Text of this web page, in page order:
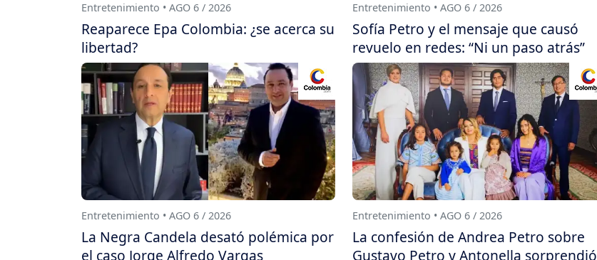
Entretenimiento • AGO 6 / 2026
Reaparece Epa Colombia: ¿se acerca su
libertad?
Entretenimiento • AGO 6 / 2026
Sofía Petro y el mensaje que causó
revuelo en redes: “Ni un paso atrás”
Entretenimiento • AGO 6 / 2026
La Negra Candela desató polémica por
el caso Jorge Alfredo Vargas
Entretenimiento • AGO 6 / 2026
La confesión de Andrea Petro sobre
Gustavo Petro y Antonella sorprendió